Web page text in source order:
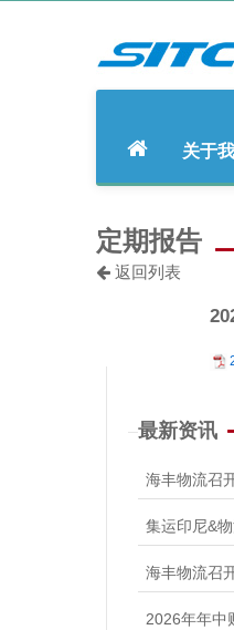
关于
定期报告
返回列表
最新资讯
海丰物流召
集运印尼&
海丰物流召
2026年年中